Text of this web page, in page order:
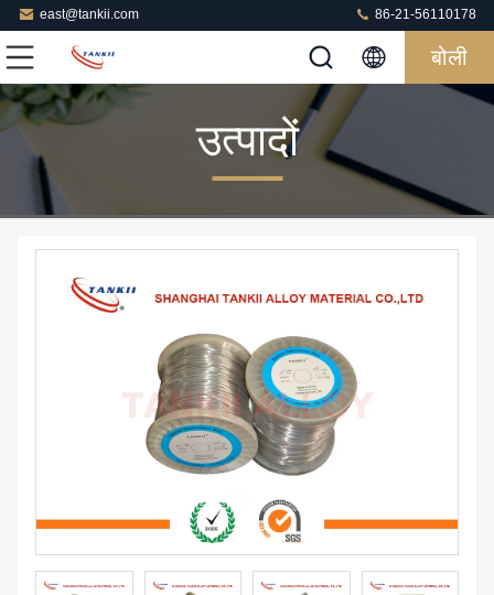
east@tankii.com 86-21-56110178
बोली
उत्पादों